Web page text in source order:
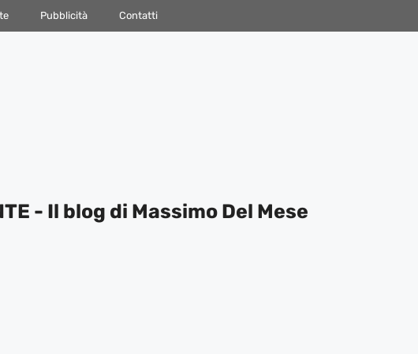
Pubblicità Contatti
- Il blog di Massimo Del Mese